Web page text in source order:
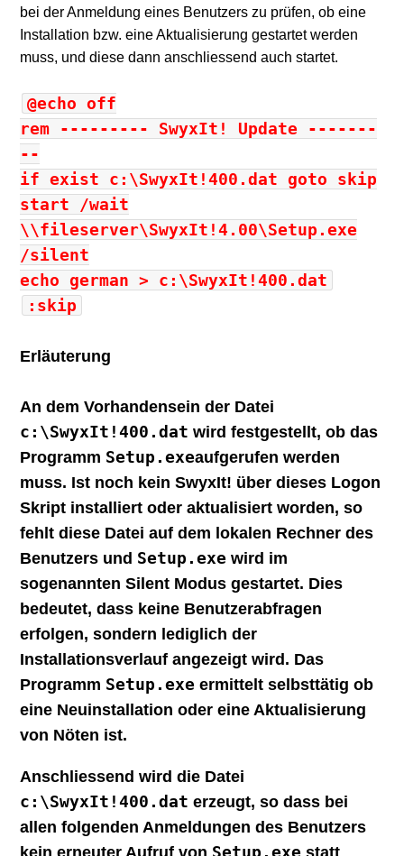
bei der Anmeldung eines Benutzers zu prüfen, ob eine
Installation bzw. eine Aktualisierung gestartet werden
muss, und diese dann anschliessend auch startet.
@echo off
rem --------- SwyxIt! Update -------
--
if exist c:\SwyxIt!400.dat goto skip
start /wait
\\fileserver\SwyxIt!4.00\Setup.exe
/silent
echo german > c:\SwyxIt!400.dat
:skip
Erläuterung
An dem Vorhandensein der Datei
c:\SwyxIt!400.dat wird festgestellt, ob das
Programm Setup.exeaufgerufen werden
muss. Ist noch kein SwyxIt! über dieses Logon
Skript installiert oder aktualisiert worden, so
fehlt diese Datei auf dem lokalen Rechner des
Benutzers und Setup.exe wird im
sogenanntenSilent Modus gestartet. Dies
bedeutet, dass keine Benutzerabfragen
erfolgen, sondern lediglich der
Installationsverlauf angezeigt wird. Das
Programm Setup.exe ermittelt selbsttätig ob
eine Neuinstallation oder eine Aktualisierung
von Nöten ist.
Anschliessend wird die Datei
c:\SwyxIt!400.dat erzeugt, so dass bei
allen folgenden Anmeldungen des Benutzers